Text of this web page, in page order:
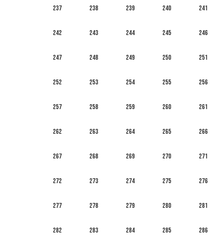
237 238 239 240 241
242 243 244 245 246
247 248 249 250 251
252 253 254 255 256
257 258 259 260 261
262 263 264 265 266
267 268 269 270 271
272 273 274 275 276
277 278 279 280 281
282 283 284 285 286